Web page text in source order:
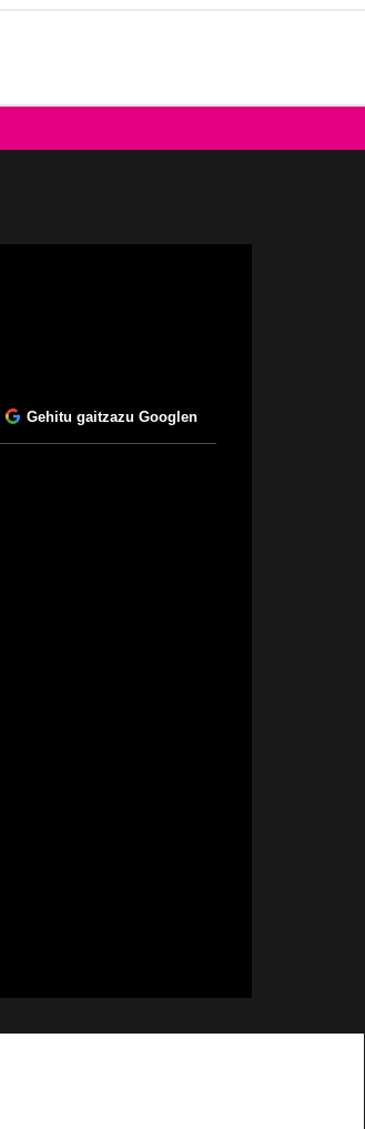
Gehitu gaitzazu Googlen